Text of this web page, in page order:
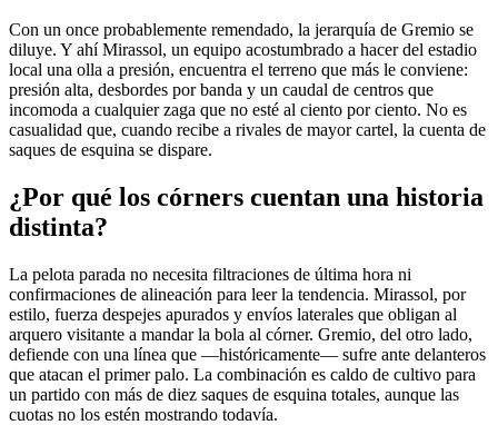
Con un once probablemente remendado, la jerarquía de Gremio se
diluye. Y ahí Mirassol, un equipo acostumbrado a hacer del estadio
local una olla a presión, encuentra el terreno que más le conviene:
presión alta, desbordes por banda y un caudal de centros que
incomoda a cualquier zaga que no esté al ciento por ciento. No es
casualidad que, cuando recibe a rivales de mayor cartel, la cuenta de
saques de esquina se dispare.
¿Por qué los córners cuentan una historia
distinta?
La pelota parada no necesita filtraciones de última hora ni
confirmaciones de alineación para leer la tendencia. Mirassol, por
estilo, fuerza despejes apurados y envíos laterales que obligan al
arquero visitante a mandar la bola al córner. Gremio, del otro lado,
defiende con una línea que —históricamente— sufre ante delanteros
que atacan el primer palo. La combinación es caldo de cultivo para
un partido con más de diez saques de esquina totales, aunque las
cuotas no los estén mostrando todavía.